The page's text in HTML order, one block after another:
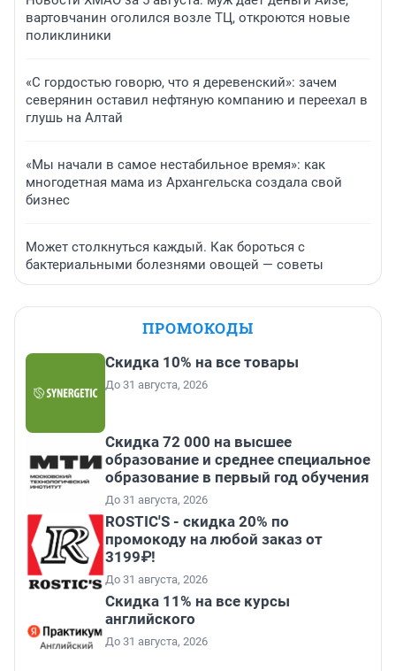
вартовчанин оголился возле ТЦ, откроются новые
поликлиники
«С гордостью говорю, что я деревенский»: зачем
северянин оставил нефтяную компанию и переехал в
глушь на Алтай
«Мы начали в самое нестабильное время»: как
многодетная мама из Архангельска создала свой
бизнес
Может столкнуться каждый. Как бороться с
бактериальными болезнями овощей — советы
ПРОМОКОДЫ
Скидка 10% на все товары
До 31 августа, 2026
Скидка 72 000 на высшее
образование и среднее специальное
образование в первый год обучения
До 31 августа, 2026
ROSTIC'S - скидка 20% по
промокоду на любой заказ от
3199₽!
До 31 августа, 2026
Скидка 11% на все курсы
английского
До 31 августа, 2026